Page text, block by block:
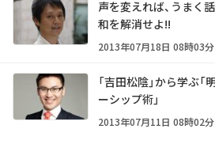
声を変えれば、うまく話
和を解消せよ!!
2013年07月18日 08時03分
「吉田松陰」から学ぶ
ーシップ術」
2013年07月11日 08時02分